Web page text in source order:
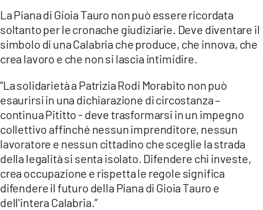
La Piana di Gioia Tauro non può essere ricordata
soltanto per le cronache giudiziarie. Deve diventare il
simbolo di una Calabria che produce, che innova, che
crea lavoro e che non si lascia intimidire.
“La solidarietà a Patrizia Rodi Morabito non può
esaurirsi in una dichiarazione di circostanza –
continua Pititto - deve trasformarsi in un impegno
collettivo affinché nessun imprenditore, nessun
lavoratore e nessun cittadino che sceglie la strada
della legalità si senta isolato. Difendere chi investe,
crea occupazione e rispetta le regole significa
difendere il futuro della Piana di Gioia Tauro e
dell'intera Calabria.”